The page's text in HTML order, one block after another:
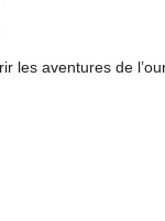
les aventures de